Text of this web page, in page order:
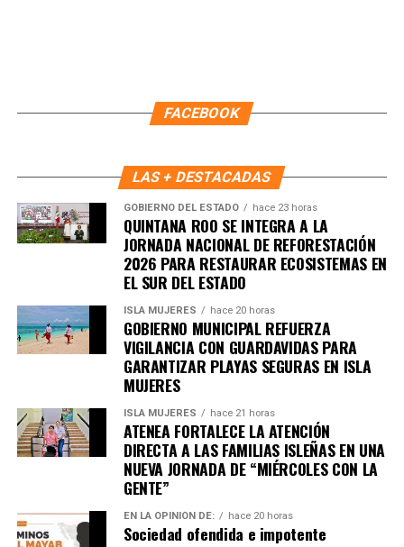
Este esquema de trabajo ha fortalecido la comunicación
más rápidas y una coordinación efectiva que impulsa la
construcción de paz en cada supermanzana. Con ello,
Benito Juárez avanza hacia un modelo de convivencia
basado en la participación activa, el respeto y la
responsabilidad compartida.
Fuente: 5to Poder Agencia de Noticias
FACEBOOK
LAS + DESTACADAS
GOBIERNO DEL ESTADO hace 23 horas
QUINTANA ROO SE INTEGRA A LA
JORNADA NACIONAL DE REFORESTACIÓN
2026 PARA RESTAURAR ECOSISTEMAS EN
EL SUR DEL ESTADO
ISLA MUJERES hace 20 horas
GOBIERNO MUNICIPAL REFUERZA
VIGILANCIA CON GUARDAVIDAS PARA
GARANTIZAR PLAYAS SEGURAS EN ISLA
MUJERES
ISLA MUJERES hace 21 horas
ATENEA FORTALECE LA ATENCIÓN
DIRECTA A LAS FAMILIAS ISLEÑAS EN UNA
NUEVA JORNADA DE “MIÉRCOLES CON LA
GENTE”
EN LA OPINIÓN DE: hace 20 horas
Sociedad ofendida e impotente